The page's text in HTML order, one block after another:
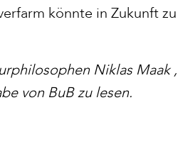
könnte in Zukunft
Niklas Maak
von BuB zu lesen.